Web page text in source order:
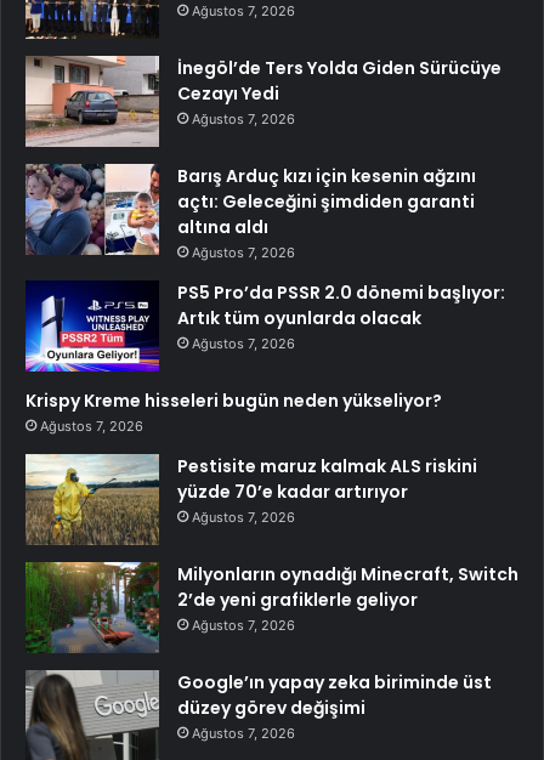
Ağustos 7, 2026
İnegöl’de Ters Yolda Giden Sürücüye
Cezayı Yedi
Ağustos 7, 2026
Barış Arduç kızı için kesenin ağzını
açtı: Geleceğini şimdiden garanti
altına aldı
Ağustos 7, 2026
PS5 Pro’da PSSR 2.0 dönemi başlıyor:
Artık tüm oyunlarda olacak
Ağustos 7, 2026
Krispy Kreme hisseleri bugün neden yükseliyor?
Ağustos 7, 2026
Pestisite maruz kalmak ALS riskini
yüzde 70’e kadar artırıyor
Ağustos 7, 2026
Milyonların oynadığı Minecraft, Switch
2’de yeni grafiklerle geliyor
Ağustos 7, 2026
Google’ın yapay zeka biriminde üst
düzey görev değişimi
Ağustos 7, 2026